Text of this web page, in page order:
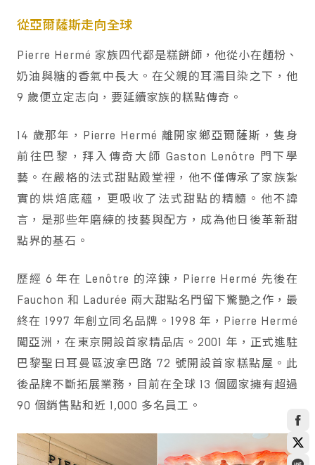
從亞爾薩斯走向全球
Pierre Hermé 家族四代都是糕餅師，他從小在麵粉、
奶油與糖的香氣中長大。在父親的耳濡目染之下，他
9 歲便立定志向，要延續家族的糕點傳奇。
14 歲那年，Pierre Hermé 離開家鄉亞爾薩斯，隻身
前往巴黎，拜入傳奇大師 Gaston Lenôtre 門下學
藝。在嚴格的法式甜點殿堂裡，他不僅傳承了家族紮
實的烘焙底蘊，更吸收了法式甜點的精髓。他不諱
言，是那些年磨練的技藝與配方，成為他日後革新甜
點界的基石。
歷經 6 年在 Lenôtre 的淬鍊，Pierre Hermé 先後在
Fauchon 和 Ladurée 兩大甜點名門留下驚艷之作，最
終在 1997 年創立同名品牌。1998 年，Pierre Hermé
闖亞洲，在東京開設首家精品店。2001 年，正式進駐
巴黎聖日耳曼區波拿巴路 72 號開設首家糕點屋。此
後品牌不斷拓展業務，目前在全球 13 個國家擁有超過
90 個銷售點和近 1,000 多名員工。